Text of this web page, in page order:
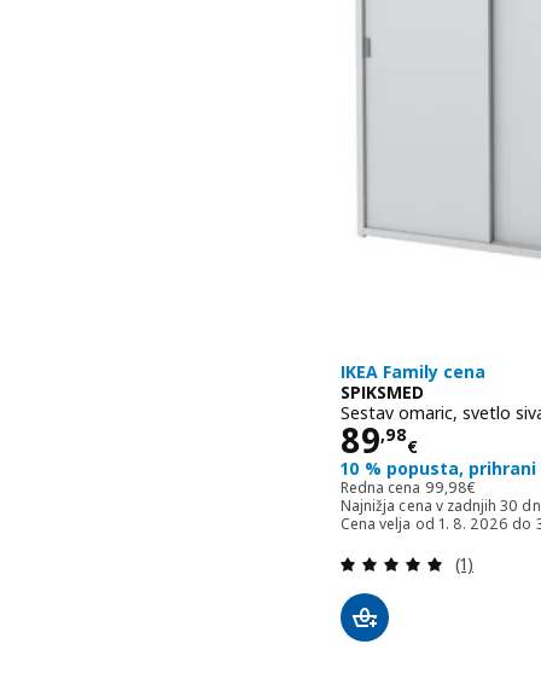
IKEA Family cena
SPIKSMED
Sestav omaric, svetlo
89,98
€
Cena 89,98€
10 % popusta, prihrani
Redna cena 99,98€
Redna cena
Najnižja cena v zadnjih 30
Cena velja od 1. 8. 2026
Pregled:
(1)